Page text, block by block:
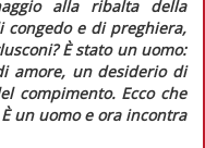
alla ribalta della
congedo e di preghiera,
È stato un uomo:
amore, un desiderio di
compimento. Ecco che
un uomo e ora incontra